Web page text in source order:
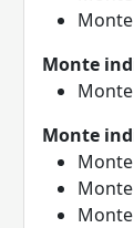
Monte
Monte